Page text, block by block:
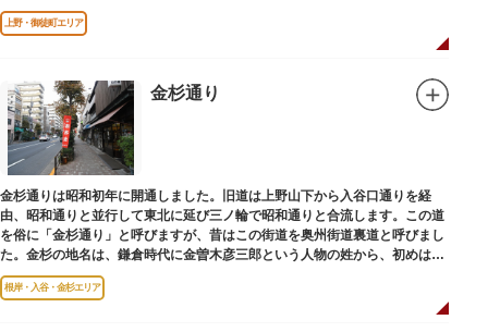
です。
上野・御徒町エリア
金杉通り
金杉通りは昭和初年に開通しました。旧道は上野山下から入谷口通りを経
由、昭和通りと並行して東北に延び三ノ輪で昭和通りと合流します。この道
を俗に「金杉通り」と呼びますが、昔はこの街道を奥州街道裏道と呼びまし
た。金杉の地名は、鎌倉時代に金曽木彦三郎という人物の姓から、初めは金
曽木、それが金杉に変わったものとされています。
根岸・入谷・金杉エリア